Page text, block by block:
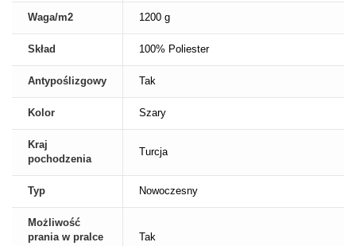
Waga/m2 1200 g
Skład 100% Poliester
Antypoślizgowy Tak
Kolor Szary
Kraj
pochodzenia
Turcja
Typ Nowoczesny
Możliwość
prania w pralce
Tak